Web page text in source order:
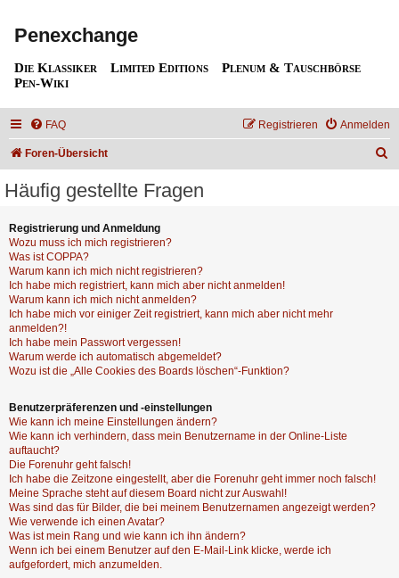
Penexchange
Die Klassiker Limited Editions
Plenum & Tauschbörse
Pen-Wiki
FAQ Anmelden
Registrieren
Foren-Übersicht
Häufig gestellte Fragen
Registrierung und Anmeldung
Wozu muss ich mich registrieren?
Was ist COPPA?
Warum kann ich mich nicht registrieren?
Ich habe mich registriert, kann mich aber nicht anmelden!
Warum kann ich mich nicht anmelden?
Ich habe mich vor einiger Zeit registriert, kann mich aber nicht mehr
anmelden?!
Ich habe mein Passwort vergessen!
Warum werde ich automatisch abgemeldet?
Wozu ist die „Alle Cookies des Boards löschen“-Funktion?
Benutzerpräferenzen und -einstellungen
Wie kann ich meine Einstellungen ändern?
Wie kann ich verhindern, dass mein Benutzername in der Online-Liste
auftaucht?
Die Forenuhr geht falsch!
Ich habe die Zeitzone eingestellt, aber die Forenuhr geht immer noch falsch!
Meine Sprache steht auf diesem Board nicht zur Auswahl!
Was sind das für Bilder, die bei meinem Benutzernamen angezeigt werden?
Wie verwende ich einen Avatar?
Was ist mein Rang und wie kann ich ihn ändern?
Wenn ich bei einem Benutzer auf den E-Mail-Link klicke, werde ich
aufgefordert, mich anzumelden.